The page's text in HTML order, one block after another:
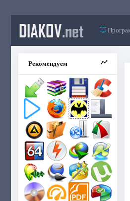
DIAKOV.net
Рекомендуем